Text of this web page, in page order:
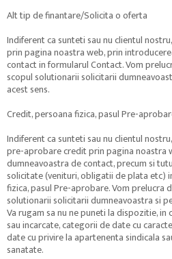
Alt tip de finantare/Solicita o oferta
Indiferent ca sunteti sau nu clientul
prin pagina noastra web, prin
contact in formularul Contact. Vom
scopul solutionarii solicitarii
acest sens.
Credit, persoana fizica, pasul Pre-
Indiferent ca sunteti sau nu clientul
pre-aprobare credit prin pagina noastra
dumneavoastra de contact, precum si
solicitate (venituri, obligatii de plata etc)
fizica, pasul Pre-aprobare. Vom prelucra
solutionarii solicitarii dumneavoastra si
Va rugam sa nu ne puneti la dispozitie,
sau incarcate, categorii de date cu
date cu privire la apartenenta sindicala
sanatate.